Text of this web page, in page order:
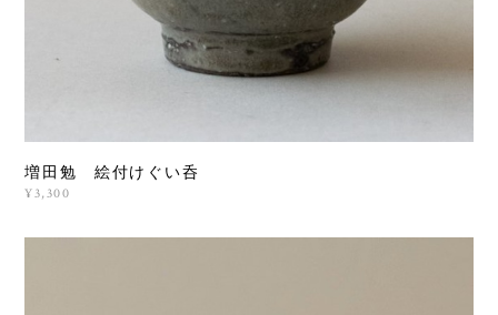
増田勉 絵付けぐい呑
¥3,300